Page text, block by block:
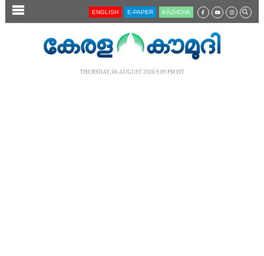
SECTIONS ENGLISH E-PAPER KĀZHCHA
THURSDAY, 06 AUGUST 2026 9.09 PM IST